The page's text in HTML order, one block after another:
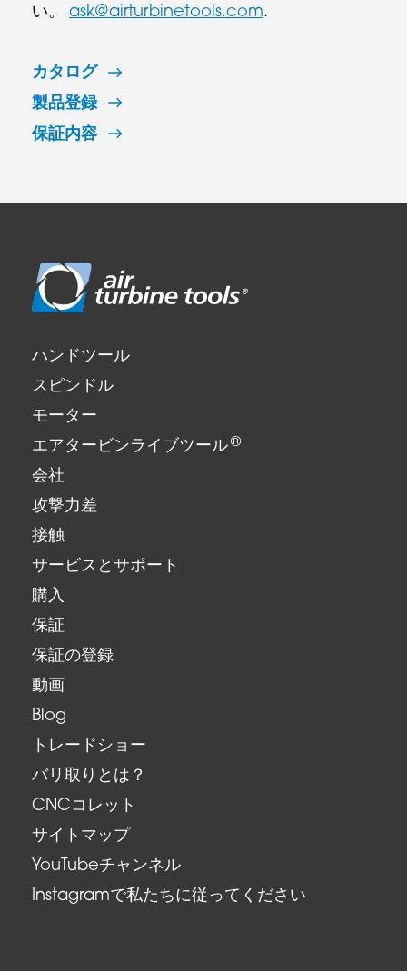
い。 ask@airturbinetools.com.
カタログ
製品登録
保証内容
ハンドツール
スピンドル
モーター
エアタービンライブツール ®
会社
攻撃力差
接触
サービスとサポート
購入
保証
保証の登録
動画
Blog
トレードショー
バリ取りとは？
CNCコレット
サイトマップ
YouTubeチャンネル
Instagramで私たちに従ってください